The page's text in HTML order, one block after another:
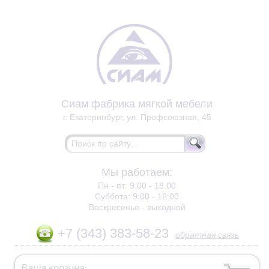
Сиам фабрика мягкой мебели
г. Екатеринбург, ул. Профсоюзная, 45
Мы работаем:
Пн - пт: 9.00 - 18.00
Суббота: 9:00 - 16:00
Воскресенье - выходной
+7 (343) 383-58-23 обратная связь